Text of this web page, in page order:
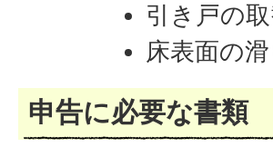
引き戸の取
床表面の
申告に必要な書類